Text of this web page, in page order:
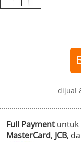
dijual
Full Payment untuk
MasterCard, JCB,